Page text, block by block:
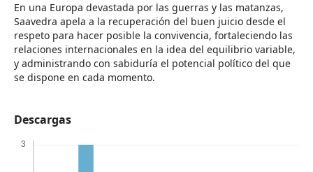
En una Europa devastada por las guerras y las matanzas,
Saavedra apela a la recuperación del buen juicio desde el
respeto para hacer posible la convivencia, fortaleciendo las
relaciones internacionales en la idea del equilibrio variable,
y administrando con sabiduría el potencial político del que
se dispone en cada momento.
Descargas